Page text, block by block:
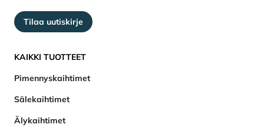
Tilaa uutiskirje
KAIKKI TUOTTEET
Pimennyskaihtimet
Sälekaihtimet
Älykaihtimet